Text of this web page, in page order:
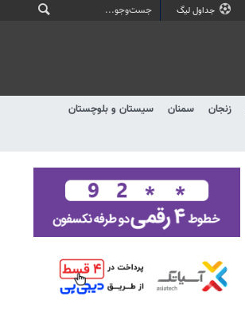
جداول لیگ
زنجان سمنان
سیستان و بلوچستان